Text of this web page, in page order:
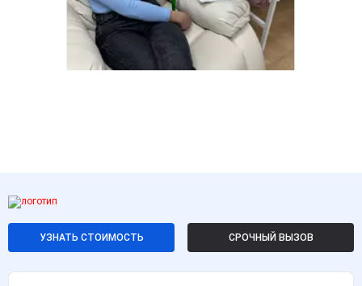
УЗНАТЬ СТОИМОСТЬ СРОЧНЫЙ ВЫЗОВ